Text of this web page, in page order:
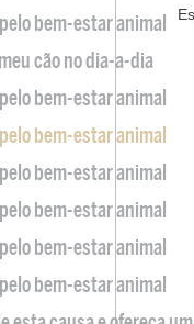
bem-estar animal
cão no dia-a-dia
bem-estar animal
bem-estar animal
bem-estar animal
bem-estar animal
bem-estar animal
bem-estar animal